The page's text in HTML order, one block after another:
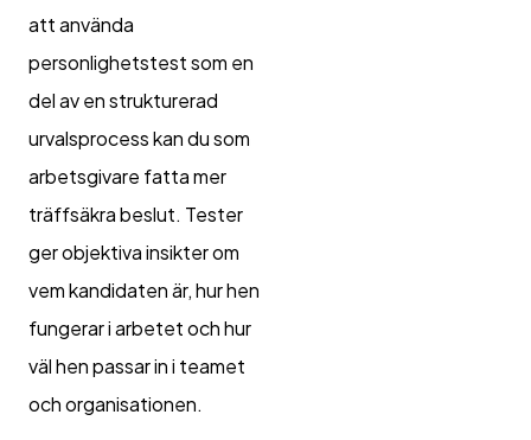
att använda
personlighetstest som en
del av en strukturerad
urvalsprocess kan du som
arbetsgivare fatta mer
träffsäkra beslut. Tester
ger objektiva insikter om
vem kandidaten är, hur hen
fungerar i arbetet och hur
väl hen passar in i teamet
och organisationen.